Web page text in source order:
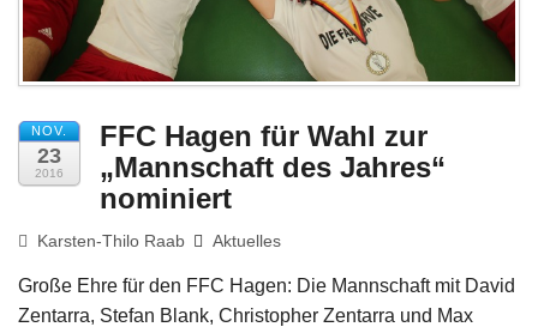
NOV.
23
2016
FFC Hagen für Wahl zur
„Mannschaft des Jahres“
nominiert
Karsten-Thilo Raab Aktuelles
Große Ehre für den FFC Hagen: Die Mannschaft mit David
Zentarra, Stefan Blank, Christopher Zentarra und Max